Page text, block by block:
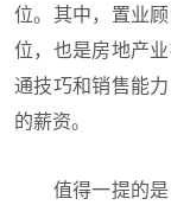
位。其中，置业
位，也是房地产
通技巧和销售能
的薪资。
值得一提的是